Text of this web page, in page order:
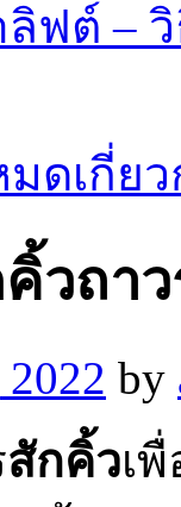
ฟต์ –
ดเกี่ย
วถาว
by
สักคิ้วเ